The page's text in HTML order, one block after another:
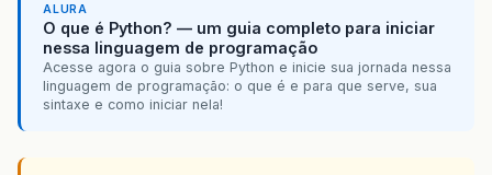
ALURA
O que é Python? — um guia completo para iniciar
nessa linguagem de programação
Acesse agora o guia sobre Python e inicie sua jornada nessa
linguagem de programação: o que é e para que serve, sua
sintaxe e como iniciar nela!